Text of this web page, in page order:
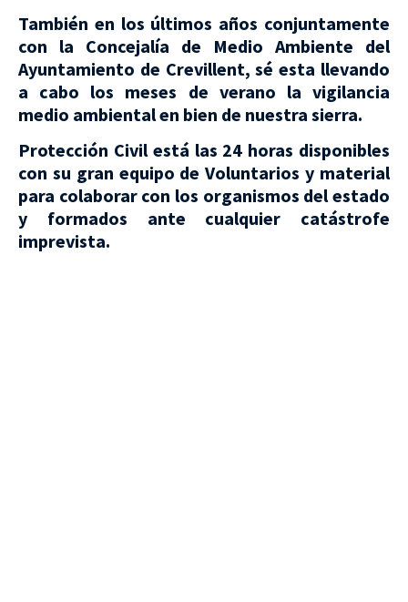
También en los últimos años conjuntamente
con la Concejalía de Medio Ambiente del
Ayuntamiento de Crevillent, sé esta llevando
a cabo los meses de verano la vigilancia
medio ambiental en bien de nuestra sierra.
Protección Civil está las 24 horas disponibles
con su gran equipo de Voluntarios y material
para colaborar con los organismos del estado
y formados ante cualquier catástrofe
imprevista.